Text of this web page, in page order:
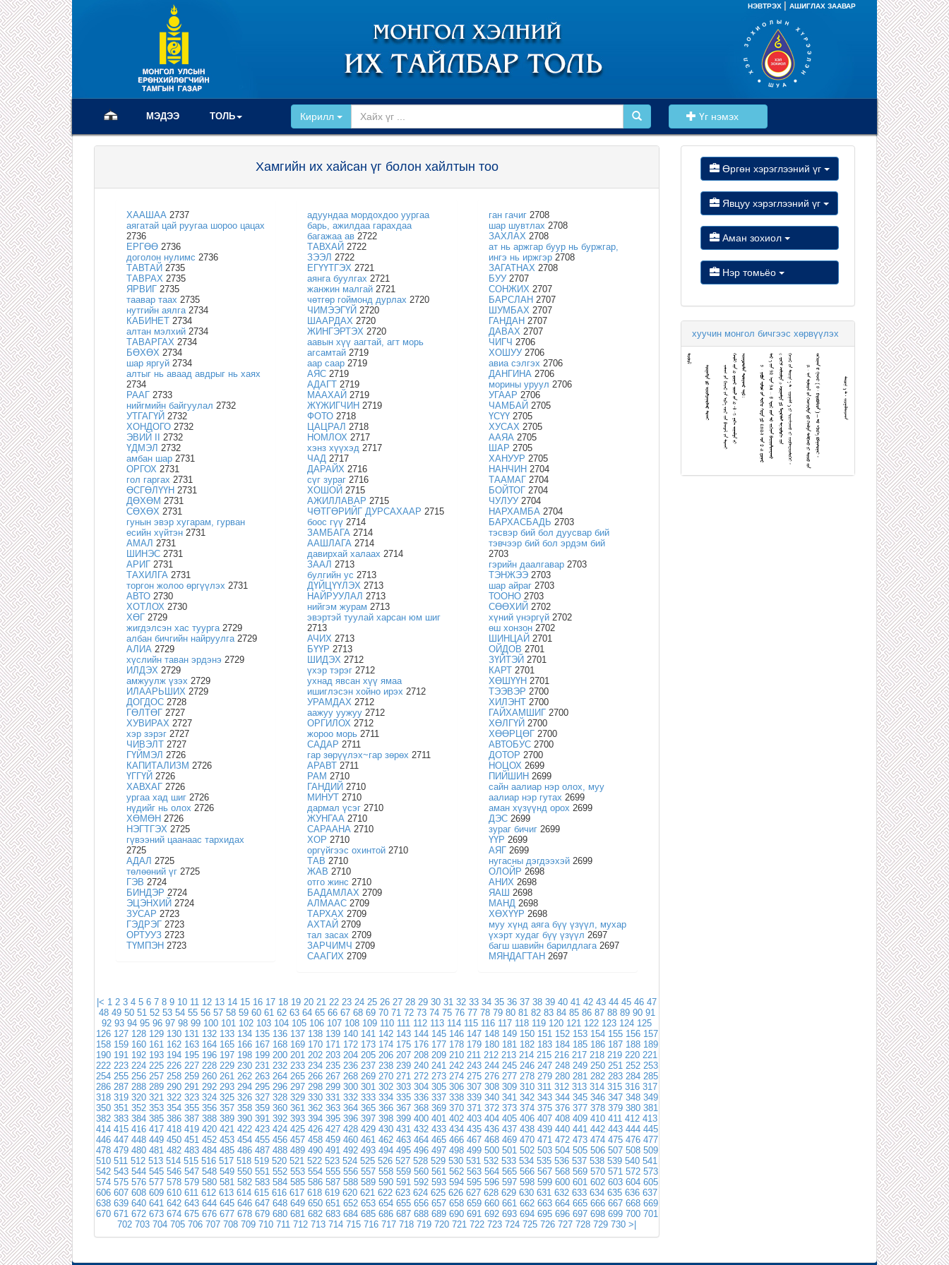
НЭВТРЭХ АШИГЛАХ ЗААВАР
(current)МЭДЭЭ ТОЛЬ Кирилл Үг нэмэх
Хамгийн их хайсан үг болон хайлтын тоо
ХААШАА 2737
аягатай цай руугаа шороо цацах
2736
ЕРГӨӨ 2736
доголон нулимс 2736
ТАВТАЙ 2735
ТАВРАХ 2735
ЯРВИГ 2735
таавар таах 2735
нутгийн аялга2734
КАБИНЕТ 2734
алтан мэлхий 2734
ТАВАРГАХ 2734
БӨХӨХ 2734
шар яргуй 2734
алтыг нь аваад авдрыг нь хаях
2734
РААГ 2733
нийгмийн байгуулал 2732
УТГАГҮЙ 2732
ХОНДОГО 2732
ЭВИЙ II
2732
ҮДМЭЛ 2732
амбан шар 2731
ОРГОХ 2731
гол гаргах 2731
ӨСГӨЛҮҮН 2731
ДӨХӨМ 2731
СӨХӨХ 2731
гунын эвэр хугарам, гурван
есийн хүйтэн 2731
АМАЛ 2731
ШИНЭС 2731
АРИГ 2731
ТАХИЛГА 2731
торгон жолоо өргүүлэх 2731
АВТО 2730
ХОТЛОХ 2730
ХӨГ 2729
жигдэлсэн хас туурга2729
албан бичгийн найруулга2729
АЛИА 2729
хүслийн таван эрдэнэ 2729
ИЛДЭХ 2729
амжуулж үзэх 2729
ИЛААРЬШИХ 2729
ДОГДОС 2728
ГӨЛТӨГ 2727
ХУВИРАХ 2727
хэр зэрэг 2727
ЧИВЭЛТ 2727
ГҮЙМЭЛ 2726
КАПИТАЛИЗМ 2726
ҮГГҮЙ 2726
ХАВХАГ 2726
ургаа хад шиг 2726
нүдийг нь олох 2726
ХӨМӨН 2726
НЭГТГЭХ 2725
гүвээний цаанаас тархидах
2725
АДАЛ 2725
төлөөний үг 2725
ГЭВ 2724
БИНДЭР 2724
ЭЦЭНХИЙ 2724
ЗУСАР 2723
ГЭДРЭГ 2723
ОРТУУЗ 2723
ТҮМПЭН 2723
адуундаа мордохдоо уургаа
барь, ажилдаа гарахдаа
багажаа ав 2722
ТАВХАЙ 2722
ЗЭЭЛ 2722
ЕГҮҮТГЭХ 2721
аянга буулгах 2721
жанжин малгай 2721
чөтгөр гоймонд дурлах 2720
ЧИМЭЭГҮЙ 2720
ШААРДАХ 2720
ЖИНГЭРТЭХ 2720
аавын хүү аагтай, агт морь
агсамтай 2719
аар саар 2719
АЯС 2719
АДАГТ 2719
МААХАЙ 2719
ЖҮЖИГЧИН 2719
ФОТО 2718
ЦАЦРАЛ 2718
НОМЛОХ 2717
хэнз хүүхэд 2717
ЧАД 2717
ДАРАЙХ 2716
сүг зураг 2716
ХОШОЙ 2715
АЖИЛЛАВАР 2715
ЧӨТГӨРИЙГ ДУРСАХААР 2715
боос гүү 2714
ЗАМБАГА 2714
ААШЛАГА 2714
давирхай халаах 2714
ЗААЛ 2713
булгийн ус 2713
ДҮЙЦҮҮЛЭХ 2713
НАЙРУУЛАЛ 2713
нийгэм журам 2713
эвэртэй туулай харсан юм шиг
2713
АЧИХ 2713
БҮҮР 2713
ШИДЭХ 2712
үхэр тэрэг 2712
ухнад явсан хүү ямаа
ишиглэсэн хойно ирэх 2712
УРАМДАХ 2712
аажуу уужуу 2712
ОРГИЛОХ 2712
жороо морь 2711
САДАР 2711
гар зөрүүлэх~гар зөрөх 2711
АРАВТ 2711
РАМ 2710
ГАНДИЙ 2710
МИНУТ 2710
дармал үсэг 2710
ЖУНГАА 2710
САРААНА 2710
ХОР 2710
оргүйгээс охинтой 2710
ТАВ 2710
ЖАВ 2710
отго жинс 2710
БАДАМЛАХ 2709
АЛМААС 2709
ТАРХАХ 2709
АХТАЙ 2709
тал засах 2709
ЗАРЧИМЧ 2709
СААГИХ 2709
ган гачиг2708
шар шувтлах 2708
ЗАХЛАХ 2708
ат нь аржгар буур нь буржгар,
ингэ нь иржгэр2708
ЗАГАТНАХ 2708
БУУ2707
СОНЖИХ 2707
БАРСЛАН 2707
ШУМБАХ 2707
ГАНДАН 2707
ДАВАХ 2707
ЧИГЧ 2706
ХОШУУ2706
авиа сэлгэх 2706
ДАНГИНА2706
морины уруул 2706
УГААР 2706
ЧАМБАЙ 2705
ҮСҮҮ2705
ХУСАХ 2705
ААЯА2705
ШАР 2705
ХАНУУР 2705
НАНЧИН 2704
ТААМАГ2704
БОЙТОГ2704
ЧУЛУУ2704
НАРХАМБА2704
БАРХАСБАДЬ 2703
тэсвэр бий бол дуусвар бий
тэвчээр бий бол эрдэм бий
2703
гэрийн даалгавар2703
ТЭНЖЭЭ2703
шар айраг2703
ТООНО2703
СӨӨХИЙ 2702
хүний үнэргүй2702
өш хонзон2702
ШИНЦАЙ 2701
ОЙДОВ 2701
ЗҮЙТЭЙ 2701
КАРТ2701
ХӨШҮҮН 2701
ТЭЭВЭР 2700
ХИЛЭНТ2700
ГАЙХАМШИГ2700
ХӨЛГҮЙ 2700
ХӨӨРЦӨГ2700
АВТОБУС2700
ДОТОР 2700
НОЦОХ 2699
ПИЙШИН 2699
сайн аалиар нэр олох, муу
аалиар нэр гутах 2699
аман хүзүүнд орох 2699
ДЭС2699
зураг бичиг2699
ҮҮР 2699
АЯГ2699
нугасны дэгдээхэй2699
ОЛОЙР 2698
АНИХ 2698
ЯАШ 2698
МАНД2698
ХӨХҮҮР 2698
муу хүнд аяга бүү үзүүл, мухар
үхэрт худаг бүү үзүүл 2697
багш шавийн барилдлага2697
МЯНДАГТАН 2697
|< 1 2 3 4 5 6 7 8 9 10 11 12 13 14 15 16 17 18 19 20 21 22 23 24 25 26 27 28 29 30 31 32 33 34 35 36 37 38 39 40 41 42 43 44 45 46 47
48 49 50 51 52 53 54 55 56 57 58 59 60 61 62 63 64 65 66 67 68 69 70 71 72 73 74 75 76 77 78 79 80 81 82 83 84 85 86 87 88 89 90 91
92 93 94 95 96 97 98 99 100 101 102 103 104 105 106 107 108 109 110 111 112 113 114 115 116 117 118 119 120 121 122 123 124 125
126 127 128 129 130 131 132 133 134 135 136 137 138 139 140 141 142 143 144 145 146 147 148 149 150 151 152 153 154 155 156 157
158 159 160 161 162 163 164 165 166 167 168 169 170 171 172 173 174 175 176 177 178 179 180 181 182 183 184 185 186 187 188 189
190 191 192 193 194 195 196 197 198 199 200 201 202 203 204 205 206 207 208 209 210 211 212 213 214 215 216 217 218 219 220 221
222 223 224 225 226 227 228 229 230 231 232 233 234 235 236 237 238 239 240 241 242 243 244 245 246 247 248 249 250 251 252 253
254 255 256 257 258 259 260 261 262 263 264 265 266 267 268 269 270 271 272 273 274 275 276 277 278 279 280 281 282 283 284 285
286 287 288 289 290 291 292 293 294 295 296 297 298 299 300 301 302 303 304 305 306 307 308 309 310 311 312 313 314 315 316 317
318 319 320 321 322 323 324 325 326 327 328 329 330 331 332 333 334 335 336 337 338 339 340 341 342 343 344 345 346 347 348 349
350 351 352 353 354 355 356 357 358 359 360 361 362 363 364 365 366 367 368 369 370 371 372 373 374 375 376 377 378 379 380 381
382 383 384 385 386 387 388 389 390 391 392 393 394 395 396 397 398 399 400 401 402 403 404 405 406 407 408 409 410 411 412 413
414 415 416 417 418 419 420 421 422 423 424 425 426 427 428 429 430 431 432 433 434 435 436 437 438 439 440 441 442 443 444 445
446 447 448 449 450 451 452 453 454 455 456 457 458 459 460 461 462 463 464 465 466 467 468 469 470 471 472 473 474 475 476 477
478 479 480 481 482 483 484 485 486 487 488 489 490 491 492 493 494 495 496 497 498 499 500 501 502 503 504 505 506 507 508 509
510 511 512 513 514 515 516 517 518 519 520 521 522 523 524 525 526 527 528 529 530 531 532 533 534 535 536 537 538 539 540 541
542 543 544 545 546 547 548 549 550 551 552 553 554 555 556 557 558 559 560 561 562 563 564 565 566 567 568 569 570 571 572 573
574 575 576 577 578 579 580 581 582 583 584 585 586 587 588 589 590 591 592 593 594 595 596 597 598 599 600 601 602 603 604 605
606 607 608 609 610 611 612 613 614 615 616 617 618 619 620 621 622 623 624 625 626 627 628 629 630 631 632 633 634 635 636 637
638 639 640 641 642 643 644 645 646 647 648 649 650 651 652 653 654 655 656 657 658 659 660 661 662 663 664 665 666 667 668 669
670 671 672 673 674 675 676 677 678 679 680 681 682 683 684 685 686 687 688 689 690 691 692 693 694 695 696 697 698 699 700 701
702 703 704 705 706 707 708 709 710 711 712 713 714 715 716 717 718 719 720 721 722 723 724 725 726 727 728 729 730 >|
Өргөн хэрэглээний үг
Явцуу хэрэглээний үг
Аман зохиол
Нэр томьёо
хуучин монгол бичгээс хөрвүүлэх